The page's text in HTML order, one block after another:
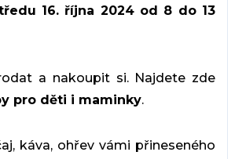
16. října 2024 od 8 do 13
a nakoupit si. Najdete zde
pro děti i maminky.
káva, ohřev vámi přineseného